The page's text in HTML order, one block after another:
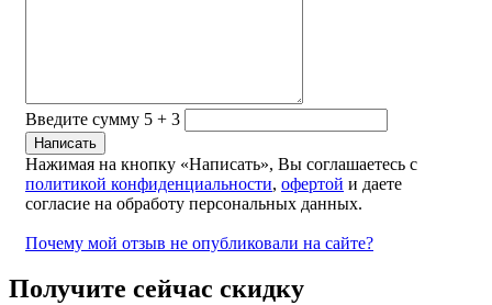
Введите сумму 5 + 3
Нажимая на кнопку «Написать», Вы соглашаетесь с
политикой конфиденциальности, офертой и даете
согласие на обработу персональных данных.
Почему мой отзыв не опубликовали на сайте?
Получите сейчас скидку